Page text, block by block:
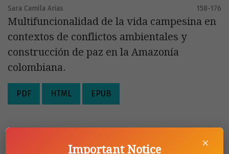
Sara Camila Arias 158-176
Multifuncionalidad de la vida campesina en
contextos de conflictos ambientales y
construcción de paz en la Amazonía
colombiana.
PDF HTML EPUB
×
Important Notice